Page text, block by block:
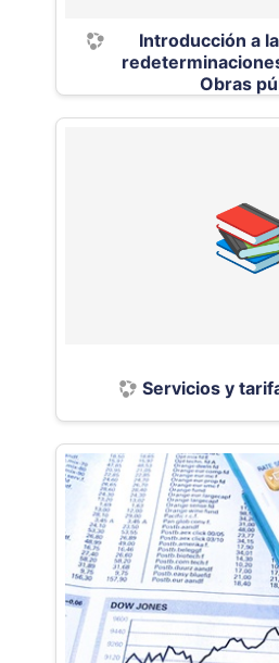
Introducción a
Obras
Servicios y